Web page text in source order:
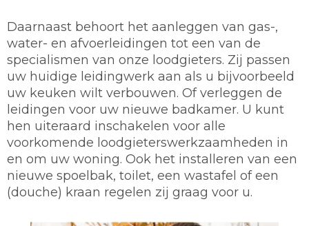
Daarnaast behoort het aanleggen van gas-,
water- en afvoerleidingen tot een van de
specialismen van onze loodgieters. Zij passen
uw huidige leidingwerk aan als u bijvoorbeeld
uw keuken wilt verbouwen. Of verleggen de
leidingen voor uw nieuwe badkamer. U kunt
hen uiteraard inschakelen voor alle
voorkomende loodgieterswerkzaamheden in
en om uw woning. Ook het installeren van een
nieuwe spoelbak, toilet, een wastafel of een
(douche) kraan regelen zij graag voor u.